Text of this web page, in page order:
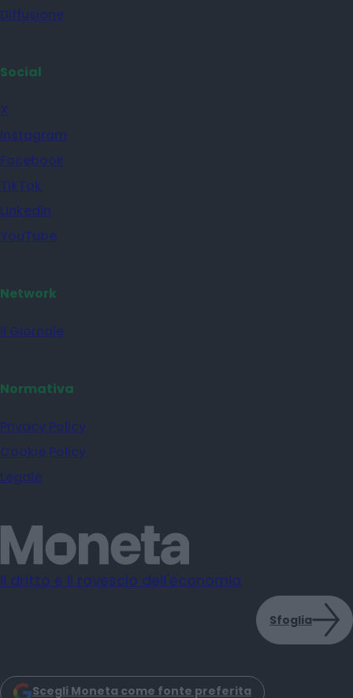
Diffusione
Social
X
Instagram
Facebook
TikTok
Linkedin
YouTube
Network
il Giornale
Normativa
Privacy Policy
Cookie Policy
Legale
Il dritto e il rovescio dell'economia
Sfoglia
Scegli Moneta come fonte preferita